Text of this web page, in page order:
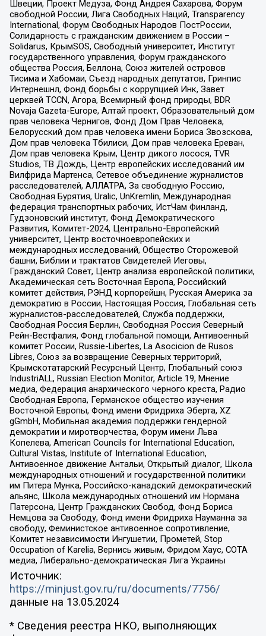
Швеции, Проект Медуза, Фонд Андрея Сахарова, Форум
свободной России, Лига Свободных Наций, Transparеncy
International, Форум Свободных Народов ПостРоссии,
Солидарность с гражданским движением в России –
Solidarus, КрымSOS, Свободный университет, Институт
государственного управления, Форум гражданского
общества Россия, Беллона, Союз жителей островов
Тисима и Хабомаи, Съезд народных депутатов, Гринпис
Интернешнл, Фонд борьбы с коррупцией Инк, Завет
церквей TCCN, Агора, Всемирный фонд природы, BDR
Novaja Gazeta-Europe, Алтай проект, Образовательный дом
прав человека Чернигов, Фонд Дом Прав Человека,
Белорусский дом прав человека имени Бориса Звозскова,
Дом прав человека Тбилиси, Дом прав человека Ереван,
Дом прав человека Крым, Центр дикого лосося, TVR
Studios, ТВ Дождь, Центр европейских исследований им
Вилфрида Мартенса, Сетевое объединение журналистов
расследователей, АЛЛАТРА, За свободную Россию,
Свободная Бурятия, Uralic, UnKremlin, Международная
федерация транспортных рабочих, ИстЧам Финланд,
Гудзоновский институт, Фонд Демократического
Развития, Комитет-2024, Центрально-Европейский
университет, Центр восточноевропейских и
международных исследований, Общество Сторожевой
башни, Библии и трактатов Свидетелей Иеговы,
Гражданский Совет, Центр анализа европейской политики,
Академическая сеть Восточная Европа, Российский
комитет действия, РЭНД корпорейшн, Русская Америка за
демократию в России, Настоящая Россия, Глобальная сеть
журналистов-расследователей, Служба поддержки,
Свободная Россия Берлин, Свободная Россия Северный
Рейн-Вестфалия, Фонд глобальной помощи, Антивоенный
комитет России, Russie-Libertes, La Asocicion de Rusos
Libres, Союз за возвращение Северных территорий,
Крымскотатарский Ресурсный Центр, Глобальный союз
IndustriALL, Russian Election Monitor, Article 19, Мнение
медиа, Федерация анархического черного креста, Радио
Свободная Европа, Германское общество изучения
Восточной Европы, Фонд имени Фридриха Эберта, XZ
gGmbH, Мобильная академия поддержки гендерной
демократии и миротворчества, Форум имени Льва
Копелева, American Councils for International Education,
Cultural Vistas, Institute of International Education,
Антивоенное движение Антальи, Открытый диалог, Школа
международных отношений и государственной политики
им Питера Мунка, Российско-канадский демократический
альянс, Школа международных отношений им Нормана
Патерсона, Центр Гражданских Свобод, Фонд Бориса
Немцова за Свободу, Фонд имени Фридриха Науманна за
свободу, Феминистское антивоенное сопротивление,
Комитет независимости Ингушетии, Прометей, Stop
Occupation of Karelia, Вернись живым, Фридом Хаус, СОТА
медиа, Либерально-демократическая Лига Украины
Источник:
https://minjust.gov.ru/ru/documents/7756/
данные на 13.05.2024
* Сведения реестра НКО, выполняющих